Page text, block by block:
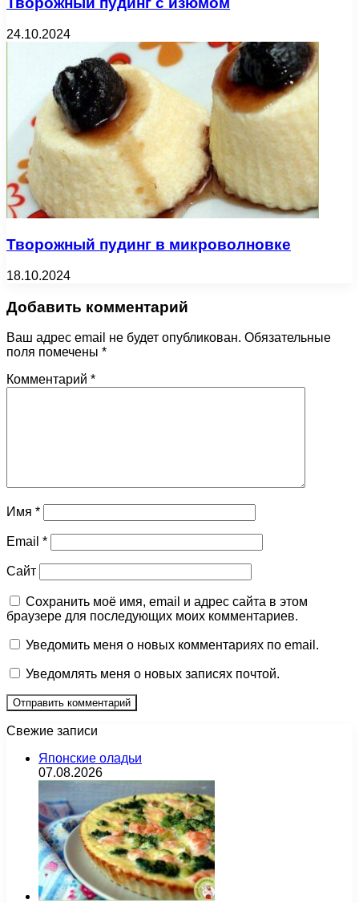
24.10.2024
Творожный пудинг в микроволновке
18.10.2024
Добавить комментарий
Ваш адрес email не будет опубликован. Обязательные
поля помечены *
Комментарий *
Имя *
Email *
Сайт
Сохранить моё имя, email и адрес сайта в этом
браузере для последующих моих комментариев.
Уведомить меня о новых комментариях по email.
Уведомлять меня о новых записях почтой.
Свежие записи
Японские оладьи
07.08.2026